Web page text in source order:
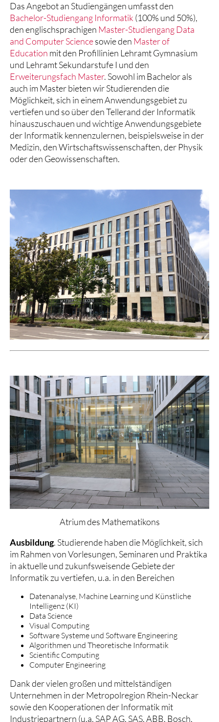
Das Angebot an Studiengängen umfasst den
Bachelor-Studiengang Informatik(100% und 50%),
den englischsprachigen Master-Studiengang Data
and Computer Sciencesowie den Master of
Education mit den Profillinien Lehramt Gymnasium
und Lehramt Sekundarstufe I und den
Erweiterungsfach Master. Sowohl im Bachelor als
auch im Master bieten wir Studierenden die
Möglichkeit, sich in einem Anwendungsgebiet zu
vertiefen und so über den Tellerand der Informatik
hinauszuschauen und wichtige Anwendungsgebiete
der Informatik kennenzulernen, beispielsweise in der
Medizin, den Wirtschaftswissenschaften, der Physik
oder den Geowissenschaften.
Atrium des Mathematikons
Ausbildung. Studierende haben die Möglichkeit, sich
im Rahmen von Vorlesungen, Seminaren und Praktika
in aktuelle und zukunfsweisende Gebiete der
Informatik zu vertiefen, u.a. in den Bereichen
Datenanalyse, Machine Learning und Künstliche
Intelligenz (KI)
Data Science
Visual Computing
Software Systeme und Software Engineering
Algorithmen und Theoretische Informatik
Scientific Computing
Computer Engineering
Dank der vielen großen und mittelständigen
Unternehmen in der Metropolregion Rhein-Neckar
sowie den Kooperationen der Informatik mit
Industriepartnern (u.a. SAP AG, SAS, ABB, Bosch,